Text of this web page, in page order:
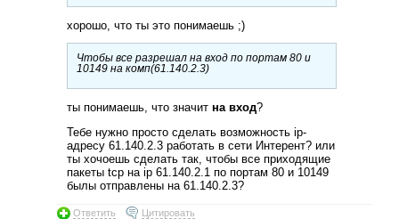
хорошо, что ты это понимаешь ;)
Чтобы все разрешал на вход по портам 80 и
10149 на комп(61.140.2.3)
ты понимаешь, что значит на вход?
Тебе нужно просто сделать возможность ip-
адресу 61.140.2.3 работать в сети Интерент? или
ты хочоешь сделать так, чтобы все приходящие
пакеты tcp на ip 61.140.2.1 по портам 80 и 10149
былы отправлены на 61.140.2.3?
Ответить Цитировать